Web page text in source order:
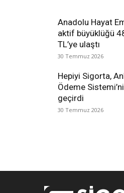
Anadolu Hayat
aktif büyüklüğü
TL’ye ulaştı
30 Temmuz 2026
Hepiyi Sigorta,
Ödeme
geçirdi
30 Temmuz 2026